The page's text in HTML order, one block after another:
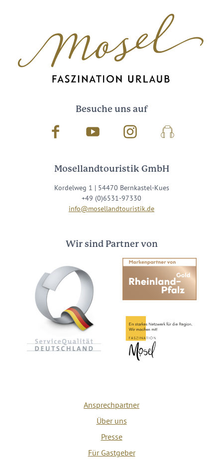
Besuche uns auf
Facebook Youtube InstagramPodcast
Mosellandtouristik GmbH
Kordelweg 1 | 54470 Bernkastel-Kues
+49 (0)6531-97330
info@mosellandtouristik.de
Wir sind Partner von
Ansprechpartner
Über uns
Presse
Für Gastgeber